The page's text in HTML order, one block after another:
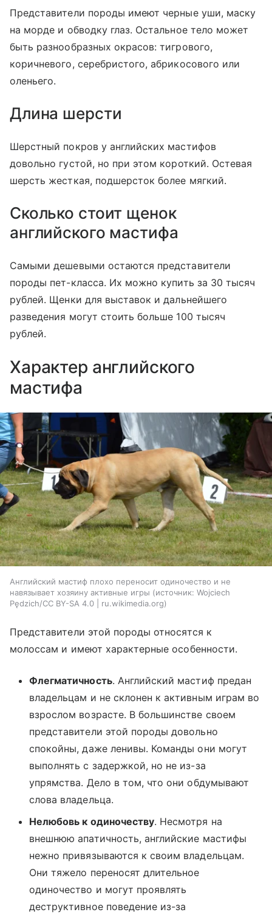
Представители породы имеют черные уши, маску
на морде и обводку глаз. Остальное тело может
быть разнообразных окрасов: тигрового,
коричневого, серебристого, абрикосового или
оленьего.
Длина шерсти
Шерстный покров у английских мастифов
довольно густой, но при этом короткий. Остевая
шерсть жесткая, подшерсток более мягкий.
Сколько стоит щенок
английского мастифа
Самыми дешевыми остаются представители
породы пет-класса. Их можно купить за 30 тысяч
рублей. Щенки для выставок и дальнейшего
разведения могут стоить больше 100 тысяч
рублей.
Характер английского
мастифа
Английский мастиф плохо переносит одиночество и не
навязывает хозяину активные игры
источник: Wojciech
Pędzich/CC BY-SA 4.0 | ru.wikimedia.org
Представители этой породы относятся к
молоссам и имеют характерные особенности.
Флегматичность. Английский мастиф предан
владельцам и не склонен к активным играм во
взрослом возрасте. В большинстве своем
представители этой породы довольно
спокойны, даже ленивы. Команды они могут
выполнять с задержкой, но не из-за
упрямства. Дело в том, что они обдумывают
слова владельца.
Нелюбовь к одиночеству. Несмотря на
внешнюю апатичность, английские мастифы
нежно привязываются к своим владельцам.
Они тяжело переносят длительное
одиночество и могут проявлять
деструктивное поведение из-за